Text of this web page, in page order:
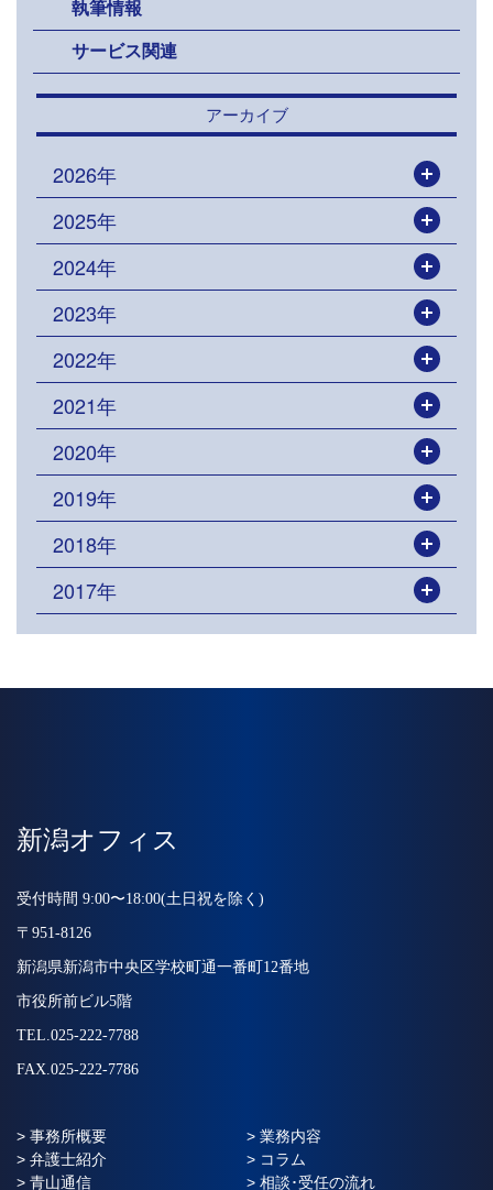
執筆情報
サービス関連
アーカイブ
2026年
2025年
2024年
2023年
2022年
2021年
2020年
2019年
2018年
2017年
新潟オフィス
受付時間 9:00〜18:00(土日祝を除く)
〒951-8126
新潟県新潟市中央区学校町通一番町12番地
市役所前ビル5階
TEL.025-222-7788
FAX.025-222-7786
> 事務所概要
> 業務内容
> 弁護士紹介
> コラム
> 青山通信
> 相談･受任の流れ